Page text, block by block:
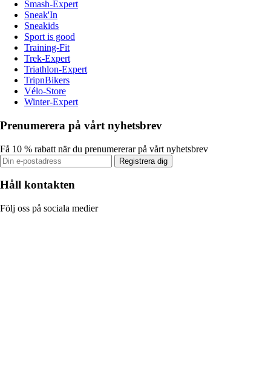
Smash-Expert
Sneak'In
Sneakids
Sport is good
Training-Fit
Trek-Expert
Triathlon-Expert
TripnBikers
Vélo-Store
Winter-Expert
Prenumerera på vårt nyhetsbrev
Få 10 % rabatt när du prenumererar på vårt nyhetsbrev
Registrera dig
Håll kontakten
Följ oss på sociala medier